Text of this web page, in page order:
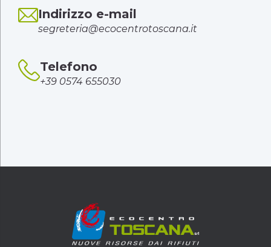
Indirizzo e-mail
segreteria@ecocentrotoscana.it
Telefono
+39 0574 655030